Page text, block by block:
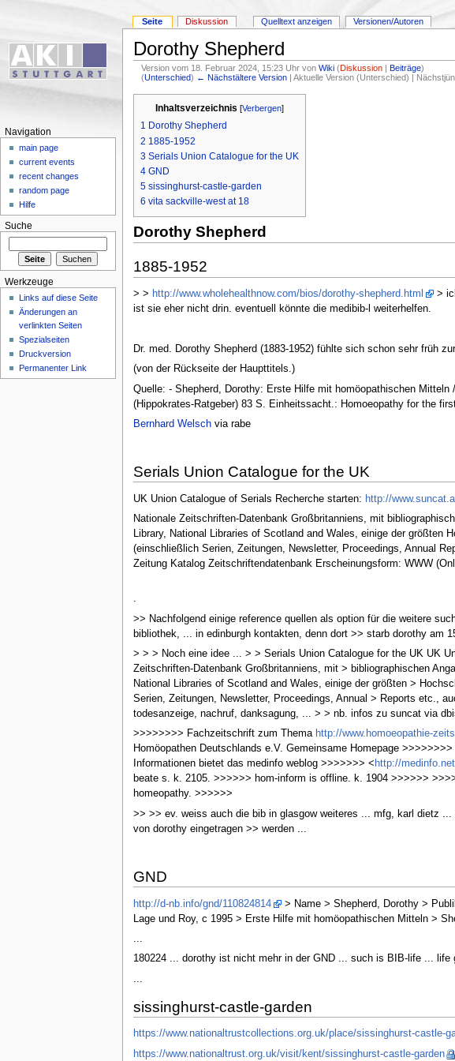
Dorothy Shepherd
Version vom 18. Februar 2024, 15:23 Uhr vonWiki (Diskussion |Beiträge)
(Unterschied) ← Nächstältere Version | Aktuelle Version (Unterschied) |
Inhaltsverzeichnis [Verbergen]
1 Dorothy Shepherd
2 1885-1952
3 Serials Union Catalogue for the UK
4 GND
5 sissinghurst-castle-garden
6 vita sackville-west at 18
Dorothy Shepherd
1885-1952
> > http://www.wholehealthnow.com/bios/dorothy-shepherd.html
>
ist sie eher nicht drin. eventuell könnte die medibib-l weiterhelfen.
Dr. med. Dorothy Shepherd (1883-1952) fühlte sich schon sehr früh
(von der Rückseite der Haupttitels.)
Quelle: - Shepherd, Dorothy: Erste Hilfe mit homöopathischen
(Hippokrates-Ratgeber) 83 S. Einheitssacht.: Homoeopathy for the
Bernhard Welschvia rabe
Serials Union Catalogue for the UK
UK Union Catalogue of Serials Recherche starten: http://
Nationale Zeitschriften-Datenbank Großbritanniens, mit
Library, National Libraries of Scotland and Wales, einige der
(einschließlich Serien, Zeitungen, Newsletter, Proceedings, Annual
Zeitung Katalog Zeitschriftendatenbank Erscheinungsform: WWW
.
>> Nachfolgend einige reference quellen als option für die weitere
bibliothek, ... in edinburgh kontakten, denn dort >> starb dorothy am
> > > Noch eine idee ... > > Serials Union Catalogue for the UK UK
Zeitschriften-Datenbank Großbritanniens, mit > bibliographischen
National Libraries of Scotland and Wales, einige der größten >
Serien, Zeitungen, Newsletter, Proceedings, Annual > Reports etc.,
todesanzeige, nachruf, danksagung, ... > > nb. infos zu suncat via
>>>>>>>> Fachzeitschrift zum Thema http://www.homoeopathie-
Homöopathen Deutschlands e.V. Gemeinsame Homepage
Informationen bietet das medinfo weblog >>>>>>> < http://
beate s. k. 2105. >>>>>> hom-inform is offline. k. 1904 >>>>>>
homeopathy. >>>>>>
>> >> ev. weiss auch die bib in glasgow weiteres ... mfg, karl dietz
von dorothy eingetragen >> werden ...
GND
http://d-nb.info/gnd/110824814
> Name > Shepherd, Dorothy >
Lage und Roy, c 1995 > Erste Hilfe mit homöopathischen Mitteln >
...
180224 ... dorothy ist nicht mehr in der GND ... such is BIB-life ... life
sissinghurst-castle-garden
https://www.nationaltrustcollections.org.uk/place/sissinghurst-castle-
https://www.nationaltrust.org.uk/visit/kent/sissinghurst-castle-garden
Seite Diskussion Quelltext anzeigen Versionen/Autoren
Navigation
main page
current events
recent changes
random page
Hilfe
Suche
Werkzeuge
Links auf diese Seite
Änderungen an
verlinkten Seiten
Spezialseiten
Druckversion
Permanenter Link